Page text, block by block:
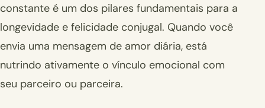
constante é um dos pilares fundamentais para a
longevidade e felicidade conjugal. Quando você
envia uma mensagem de amor diária, está
nutrindo ativamente o vínculo emocional com
seu parceiro ou parceira.